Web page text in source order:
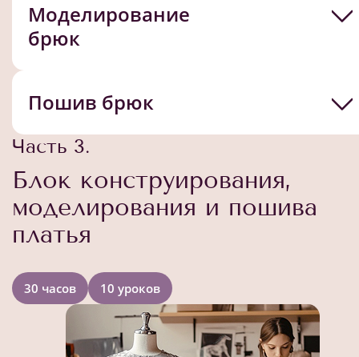
Моделирование
брюк
Пошив брюк
Часть 3.
Блок конструирования,
моделирования и пошива
платья
30 часов 10 уроков